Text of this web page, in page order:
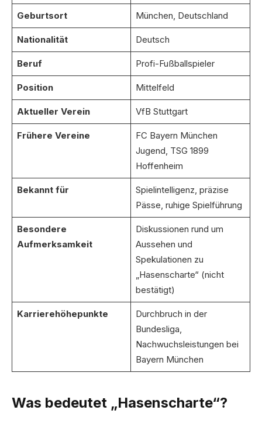
Geburtsort München, Deutschland
Nationalität Deutsch
Beruf Profi-Fußballspieler
Position Mittelfeld
Aktueller Verein VfB Stuttgart
Frühere Vereine
FC Bayern München
Jugend, TSG 1899
Hoffenheim
Bekannt für
Spielintelligenz, präzise
Pässe, ruhige Spielführung
Besondere
Aufmerksamkeit
Diskussionen rund um
Aussehen und
Spekulationen zu
„Hasenscharte“ (nicht
bestätigt)
Karrierehöhepunkte
Durchbruch in der
Bundesliga,
Nachwuchsleistungen bei
Bayern München
Was bedeutet „Hasenscharte“?